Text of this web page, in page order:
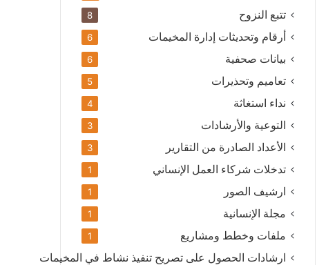
تتبع النزوح 8
أرقام وتحديثات إدارة المخيمات 6
بيانات صحفية 6
تعاميم وتحذيرات 5
نداء استغاثة 4
التوعية والأرشادات 3
الأعداد الصادرة من التقارير 3
تدخلات شركاء العمل الإنساني 1
ارشيف الصور 1
مجلة الإنسانية 1
ملفات وخطط ومشاريع 1
ارشادات الحصول على تصريح تنفيذ نشاط في المخيمات